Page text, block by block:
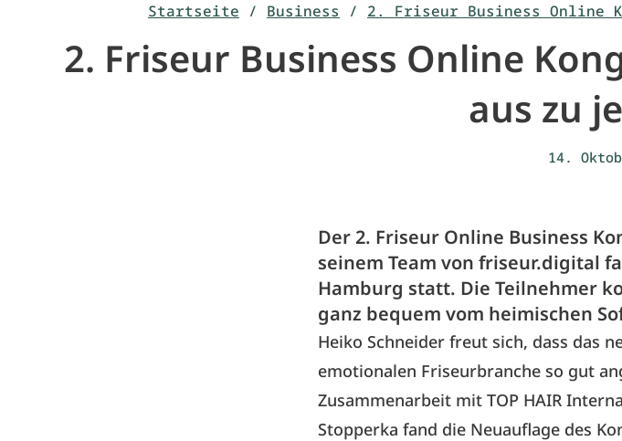
Startseite / Business / 2. Friseur Business Online
2. Friseur Business Online
aus zu
14.
Der 2. Friseur Online Business
seinem Team von friseur.digital
Hamburg statt. Die Teilnehmer
ganz bequem vom heimischen
Heiko Schneider freut sich, dass das
emotionalen Friseurbranche so gut
Zusammenarbeit mit TOP HAIR
Stopperka fand die Neuauflage des